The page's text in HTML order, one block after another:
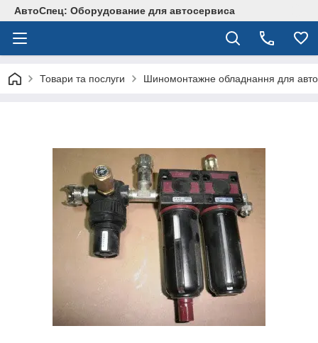
АвтоСпец: Оборудование для автосервиса
Товари та послуги Шиномонтажне обладнання для